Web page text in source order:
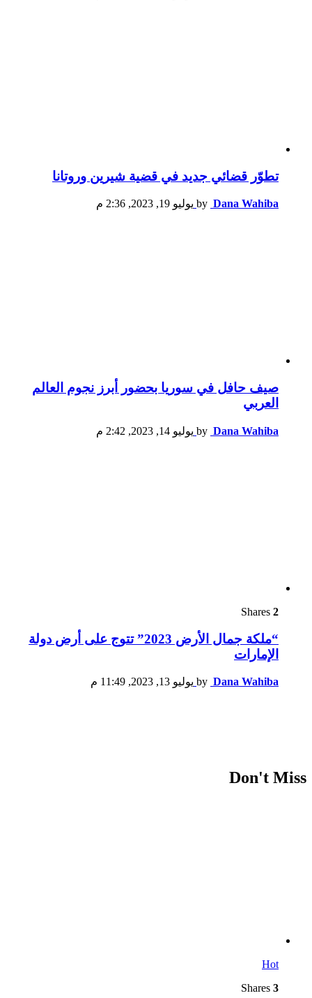
تطوّر قضائي جديد في قضية شيرين وروتانا
by Dana Wahiba يوليو 19, 2023, 2:36 م
صيف حافل في سوريا بحضور أبرز نجوم العالم
العربي
by Dana Wahiba يوليو 14, 2023, 2:42 م
2
“ملكة جمال الأرض 2023” تتوج على أرض دولة
الإمارات
by Dana Wahiba يوليو 13, 2023, 11:49 م
Don't Miss
Hot
3